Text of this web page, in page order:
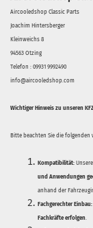
Aircooledshop Classic Parts
Joachim Hintersberger
Kleinweichs 8
94563 Otzing
Telefon : 09931 9992490
info@aircooledshop.com
Wichtiger Hinweis zu unseren
Bitte beachten Sie die
Kompatibilität:
und Anwendungen
anhand der
Fachgerechter Einbau:
Fachkräfte erfolgen.